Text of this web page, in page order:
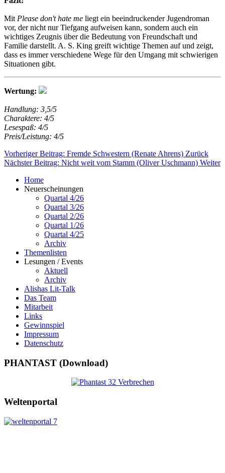
Mit Please don't hate me liegt ein beeindruckender Jugendroman
vor, der nicht nur Tiefgang aufweisen kann, sondern auch ein
wichtiges Zeugnis über die Bedeutung von Freundschaft und
Familie darstellt. A. S. King greift wichtige Themen auf und zeigt,
dass es immer verschiedene Wege für den Umgang mit schwierigen
Situationen gibt.
Wertung:
Handlung: 3,5/5
Charaktere: 4/5
Lesespaß: 4/5
Preis/Leistung: 4/5
Vorheriger Beitrag: Fremde Schwestern (Renate Ahrens) Zurück
Nächster Beitrag: Nicht weit vom Stamm (Oliver Uschmann) Weiter
Home
Neuerscheinungen
Quartal 4/26
Quartal 3/26
Quartal 2/26
Quartal 1/26
Quartal 4/25
Archiv
Themenlisten
Lesungen / Events
Aktuell
Archiv
Alishas Lit-Talk
Das Team
Mitarbeit
Links
Gewinnspiel
Impressum
Datenschutz
PHANTAST (Download)
Weltenportal